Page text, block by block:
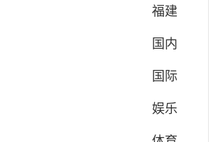
福建
国内
国际
娱乐